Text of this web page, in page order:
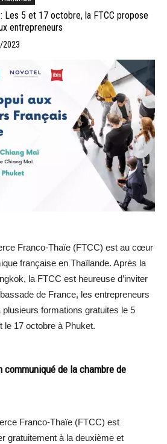
Les 5 et 17 octobre, la FTCC propose
entrepreneurs
2023
Franco-Thaïe (FTCC) est au cœur
française en Thaïlande. Après la
la FTCC est heureuse d’inviter
de France, les entrepreneurs
formations gratuites le 5
le 17 octobre à Phuket.
de la chambre de
Franco-Thaïe (FTCC) est
gratuitement à la deuxième et